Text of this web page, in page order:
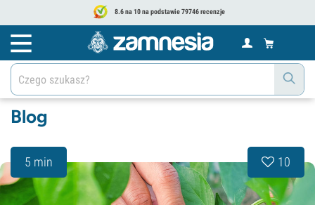
8.6 na 10 na podstawie 79746 recenzje
Blog
5 min 10